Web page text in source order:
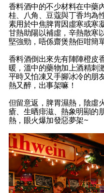
香料酒中的不少材料在中藥
桂、八角、豆蔻與丁香均為
素用於中焦脾胃因虛寒或寒
甘熱助陽以補虛，辛熱散寒
堅強勁，唔係齋煲熱佢咁簡
香料酒倒出來先有陣陣橙皮
暖，溫中的藥物加上酒精刺
平時又怕凍又手腳冰冷的朋
熱又醉，出事架嘛！
但留意返，脾胃濕熱，陰虛
瘡、生晒痱滋、熱象明顯的
熱，眼火爆加發惡夢架~